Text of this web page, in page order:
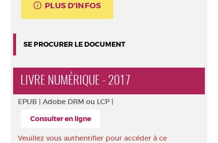
PLUS D'INFOS
SE PROCURER LE DOCUMENT
LIVRE NUMÉRIQUE - 2017
EPUB | Adobe DRM ou LCP |
Consulter en ligne
Veuillez vous authentifier pour accéder à ce